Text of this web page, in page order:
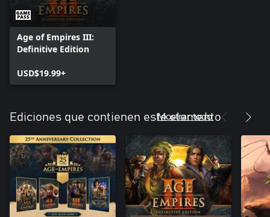
Age of Empires III:
Definitive Edition
USD$19.99+
Ediciones que contienen este elemento
Mostrar todo